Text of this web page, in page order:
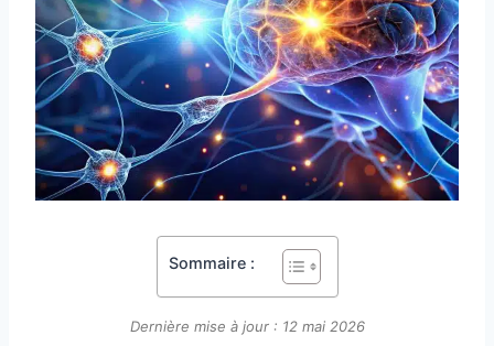
Sommaire :
Dernière mise à jour : 12 mai 2026